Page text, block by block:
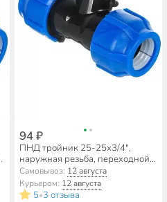
94 ₽
ПНД тройник 25-25х3/4",
наружная резьба, переходной,
Valfex
Самовывоз: 12 августа
Курьером: 12 августа
5•3 отзыва